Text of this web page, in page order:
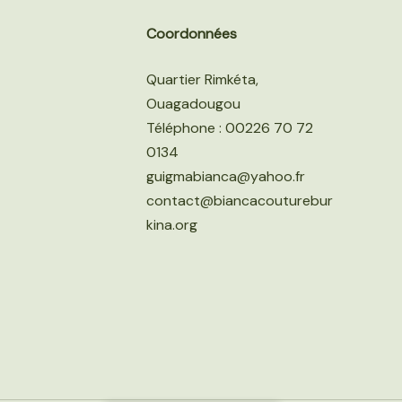
Coordonnées
Quartier Rimkéta,
Ouagadougou
Téléphone : 00226 70 72
0134
guigmabianca@yahoo.fr
contact@biancacouturebur
kina.org